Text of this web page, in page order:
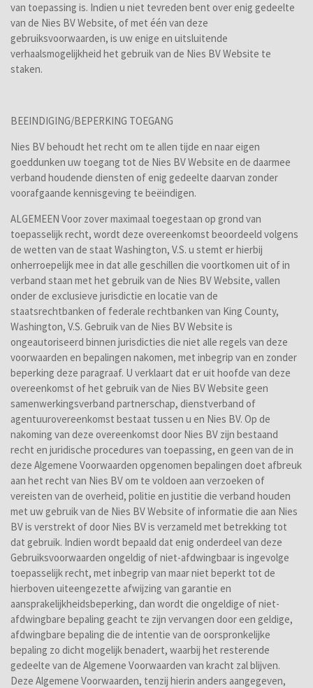
van toepassing is. Indien u niet tevreden bent over enig gedeelte
van de Nies BV Website, of met één van deze
gebruiksvoorwaarden, is uw enige en uitsluitende
verhaalsmogelijkheid het gebruik van de Nies BV Website te
staken.
BEEINDIGING/BEPERKING TOEGANG
Nies BV behoudt het recht om te allen tijde en naar eigen
goeddunken uw toegang tot de Nies BV Website en de daarmee
verband houdende diensten of enig gedeelte daarvan zonder
voorafgaande kennisgeving te beëindigen.
ALGEMEEN Voor zover maximaal toegestaan op grond van
toepasselijk recht, wordt deze overeenkomst beoordeeld volgens
de wetten van de staat Washington, V.S. u stemt er hierbij
onherroepelijk mee in dat alle geschillen die voortkomen uit of in
verband staan met het gebruik van de Nies BV Website, vallen
onder de exclusieve jurisdictie en locatie van de
staatsrechtbanken of federale rechtbanken van King County,
Washington, V.S. Gebruik van de Nies BV Website is
ongeautoriseerd binnen jurisdicties die niet alle regels van deze
voorwaarden en bepalingen nakomen, met inbegrip van en zonder
beperking deze paragraaf. U verklaart dat er uit hoofde van deze
overeenkomst of het gebruik van de Nies BV Website geen
samenwerkingsverband partnerschap, dienstverband of
agentuurovereenkomst bestaat tussen u en Nies BV. Op de
nakoming van deze overeenkomst door Nies BV zijn bestaand
recht en juridische procedures van toepassing, en geen van de in
deze Algemene Voorwaarden opgenomen bepalingen doet afbreuk
aan het recht van Nies BV om te voldoen aan verzoeken of
vereisten van de overheid, politie en justitie die verband houden
met uw gebruik van de Nies BV Website of informatie die aan Nies
BV is verstrekt of door Nies BV is verzameld met betrekking tot
dat gebruik. Indien wordt bepaald dat enig onderdeel van deze
Gebruiksvoorwaarden ongeldig of niet-afdwingbaar is ingevolge
toepasselijk recht, met inbegrip van maar niet beperkt tot de
hierboven uiteengezette afwijzing van garantie en
aansprakelijkheidsbeperking, dan wordt die ongeldige of niet-
afdwingbare bepaling geacht te zijn vervangen door een geldige,
afdwingbare bepaling die de intentie van de oorspronkelijke
bepaling zo dicht mogelijk benadert, waarbij het resterende
gedeelte van de Algemene Voorwaarden van kracht zal blijven.
Deze Algemene Voorwaarden, tenzij hierin anders aangegeven,